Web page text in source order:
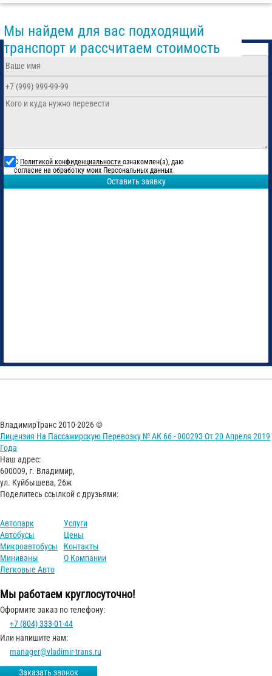
Мы найдем для вас подходящий
транспорт и рассчитаем стоимость
С Политикой конфиденциальности ознакомлен(а), даю
согласие на обработку моих Персональных данных
Оставить заявку
ВладимирТранс 2010-2026 ©
Лицензия На Пассажирскую Перевозку № АК 66 - 000293 От 20 Апреля 2019
Года
Наш адрес:
600009, г. Владимир,
ул. Куйбышева, 26ж
Поделитесь ссылкой с друзьями:
Автопарк
Автобусы
Микроавтобусы
Минивэны
Легковые Авто
Услуги
Цены
Контакты
О Компании
Мы работаем круглосуточно!
Оформите заказ по телефону:
+7 (804) 333-01-44
Или напишите нам:
manager@vladimir-trans.ru
Заказать звонок